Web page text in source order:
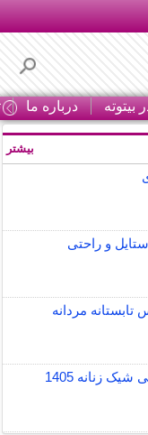
بیتوته درباره ما
و راحتی
مردانه
زنانه 1405
بیشتر